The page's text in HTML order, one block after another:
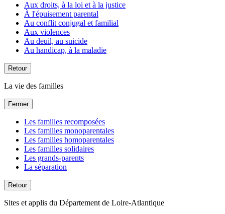
Aux droits, à la loi et à la justice
À l'épuisement parental
Au conflit conjugal et familial
Aux violences
Au deuil, au suicide
Au handicap, à la maladie
Retour
La vie des familles
Fermer
Les familles recomposées
Les familles monoparentales
Les familles homoparentales
Les familles solidaires
Les grands-parents
La séparation
Retour
Sites et applis du Département de Loire-Atlantique